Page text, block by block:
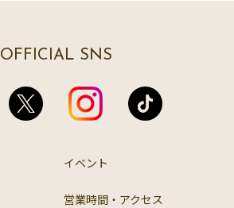
OFFICIAL SNS
イベント
営業時間・アクセス